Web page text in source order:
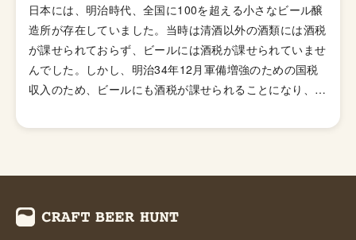
味の少ないホップを使い、ジューシーな柑橘系とフローラ
ルのフレーバーが特徴の「ニューイングランドIPA（ヘイ
ジーIPA・ジューシーIPA）」など様々なIPAのスタイルが
存在します。
日本には、明治時代、全国に100を超える小さなビール醸
造所が存在していました。当時は清酒以外の酒類には酒税
が課せられておらず、ビールには酒税が課せられていませ
んでした。しかし、明治34年12月軍備増強のための国税
収入のため、ビールにも酒税が課せられることになり、資
を消していきました。これによりビール作りは戦後しばら
の年間2,000キロリッターから60キロリッターに引き下げ
られたことで転機がおとずれます。これにより、再び小規